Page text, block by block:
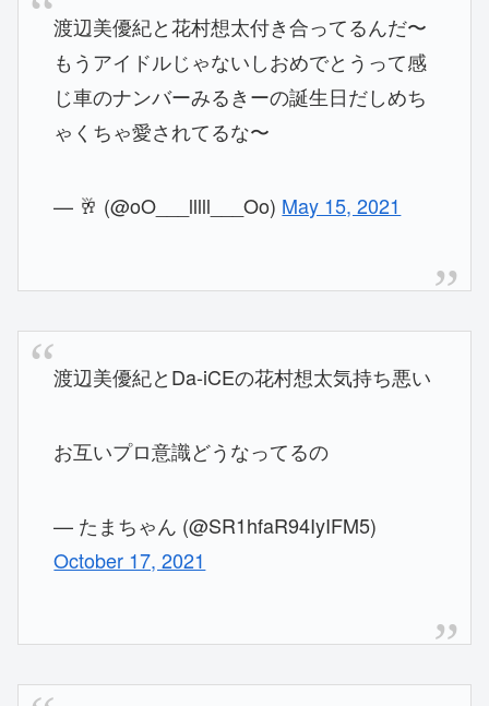
渡辺美優紀と花村想太付き合ってるんだ〜
もうアイドルじゃないしおめでとうって感
じ車のナンバーみるきーの誕生日だしめち
ゃくちゃ愛されてるな〜
— 🥂 (@oO___lllll___Oo) May 15, 2021
渡辺美優紀とDa-iCEの花村想太気持ち悪い
お互いプロ意識どうなってるの
— たまちゃん (@SR1hfaR94IyIFM5)
October 17, 2021